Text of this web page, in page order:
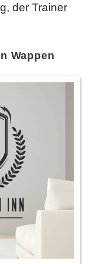
der Trainer
Wappen